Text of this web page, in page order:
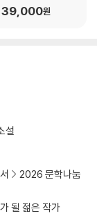
39,000원
2026 문학나눔
될 젊은 작가
설